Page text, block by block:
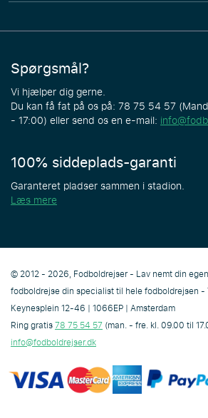
Spørgsmål?
Vi hjælper dig gerne.
Du kan få fat på os på: 78 75 54 57
- 17:00) eller send os en e-mail:
100% siddeplads-garanti
Garanteret pladser sammen i stadion.
Læs mere
© 2012 - 2026, Fodboldrejser - Lav nemt din
fodboldrejse din specialist til hele fodboldrejsen -
Keynesplein 12-46 | 1066EP | Amsterdam
Ring gratis78 75 54 57(man. - fre. kl. 09.00 til
info@fodboldrejser.dk